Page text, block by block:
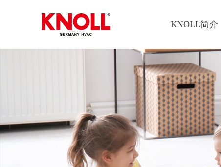
KNOLL简介